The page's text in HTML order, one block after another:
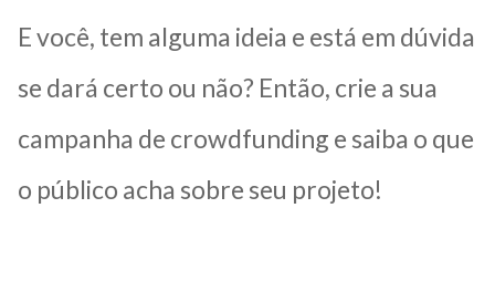
E você, tem alguma ideia e está em dúvida
se dará certo ou não? Então, crie a sua
campanha de crowdfunding e saiba o que
o público acha sobre seu projeto!